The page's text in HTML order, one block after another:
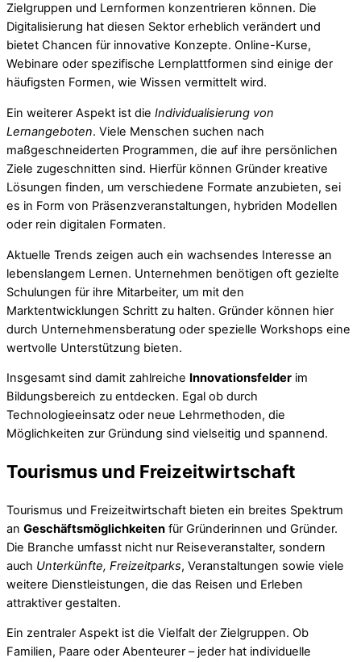
Zielgruppen und Lernformen konzentrieren können. Die
Digitalisierung hat diesen Sektor erheblich verändert und
bietet Chancen für innovative Konzepte. Online-Kurse,
Webinare oder spezifische Lernplattformen sind einige der
häufigsten Formen, wie Wissen vermittelt wird.
Ein weiterer Aspekt ist die Individualisierung von
Lernangeboten. Viele Menschen suchen nach
maßgeschneiderten Programmen, die auf ihre persönlichen
Ziele zugeschnitten sind. Hierfür können Gründer kreative
Lösungen finden, um verschiedene Formate anzubieten, sei
es in Form von Präsenzveranstaltungen, hybriden Modellen
oder rein digitalen Formaten.
Aktuelle Trends zeigen auch ein wachsendes Interesse an
lebenslangem Lernen. Unternehmen benötigen oft gezielte
Schulungen für ihre Mitarbeiter, um mit den
Marktentwicklungen Schritt zu halten. Gründer können hier
durch Unternehmensberatung oder spezielle Workshops eine
wertvolle Unterstützung bieten.
Insgesamt sind damit zahlreiche Innovationsfelder im
Bildungsbereich zu entdecken. Egal ob durch
Technologieeinsatz oder neue Lehrmethoden, die
Möglichkeiten zur Gründung sind vielseitig und spannend.
Tourismus und Freizeitwirtschaft
Tourismus und Freizeitwirtschaft bieten ein breites Spektrum
an Geschäftsmöglichkeiten für Gründerinnen und Gründer.
Die Branche umfasst nicht nur Reiseveranstalter, sondern
auch Unterkünfte, Freizeitparks, Veranstaltungen sowie viele
weitere Dienstleistungen, die das Reisen und Erleben
attraktiver gestalten.
Ein zentraler Aspekt ist die Vielfalt der Zielgruppen. Ob
Familien, Paare oder Abenteurer – jeder hat individuelle